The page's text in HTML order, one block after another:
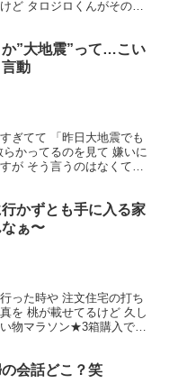
ど タロジロくんがその場
か”大地震”って…こい
動
ぎてて 「昨日大地震でも
かってるのを見て 嫌いに
が そう言うのはなくて。
かずとも手に入る家
ぁ〜
った時や 注文住宅の打ち
を 桃が載せてるけど 久し
物マラソン★3箱購入で3
会話どこ？笑